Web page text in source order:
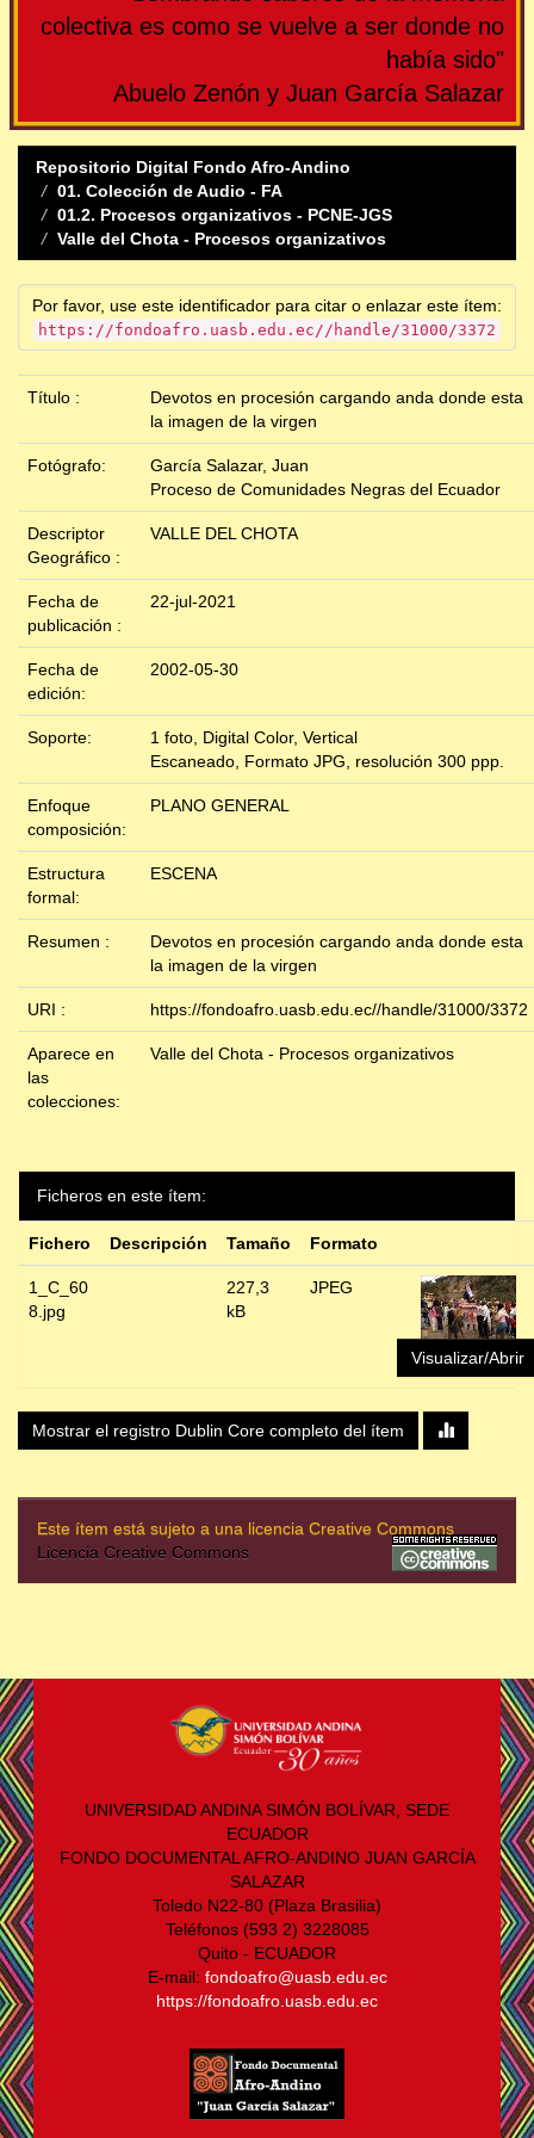
colectiva es como se vuelve a ser donde no
había sido"
Abuelo Zenón y Juan García Salazar
Repositorio Digital Fondo Afro-Andino
01. Colección de Audio - FA
01.2. Procesos organizativos - PCNE-JGS
Valle del Chota - Procesos organizativos
Por favor, use este identificador para citar o enlazar este ítem:
https://fondoafro.uasb.edu.ec//handle/31000/3372
Título :
Devotos en procesión cargando anda donde esta
la imagen de la virgen
Fotógrafo:
García Salazar, Juan
Proceso de Comunidades Negras del Ecuador
Descriptor
Geográfico :
VALLE DEL CHOTA
Fecha de
publicación :
22-jul-2021
Fecha de
edición:
2002-05-30
Soporte:
1 foto, Digital Color, Vertical
Escaneado, Formato JPG, resolución 300 ppp.
Enfoque
composición:
PLANO GENERAL
Estructura
formal:
ESCENA
Resumen :
Devotos en procesión cargando anda donde esta
la imagen de la virgen
URI : https://fondoafro.uasb.edu.ec//handle/31000/3372
Aparece en
las
colecciones:
Valle del Chota - Procesos organizativos
Ficheros en este ítem:
Fichero Descripción Tamaño Formato
1_C_60
8.jpg
227,3
kB
JPEG
Visualizar/Abrir
Mostrar el registro Dublin Core completo del ítem
Este ítem está sujeto a una licencia Creative Commons
Licencia Creative Commons
UNIVERSIDAD ANDINA SIMÓN BOLÍVAR, SEDE
ECUADOR
FONDO DOCUMENTAL AFRO-ANDINO JUAN GARCÍA
SALAZAR
Toledo N22-80 (Plaza Brasilia)
Teléfonos (593 2) 3228085
Quito - ECUADOR
E-mail: fondoafro@uasb.edu.ec
https://fondoafro.uasb.edu.ec